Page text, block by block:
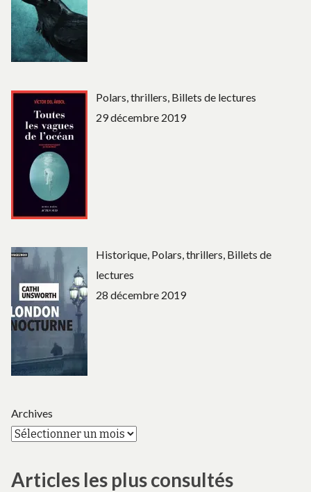
Polars, thrillers, Billets de lectures
29 décembre 2019
Historique, Polars, thrillers, Billets de
lectures
28 décembre 2019
Archives
Articles les plus consultés